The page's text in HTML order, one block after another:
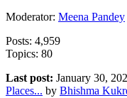
Moderator: Meena Pandey
Posts: 4,959
Topics: 80
Last post: January 30,
Places... by Bhishma